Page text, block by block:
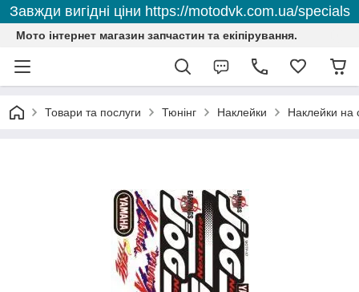
Завжди вигідні ціни https://motodvk.com.ua/specials
Мото інтернет магазин запчастин та екіпірування.
Товари та послуги Тюнінг Наклейки Наклейки на